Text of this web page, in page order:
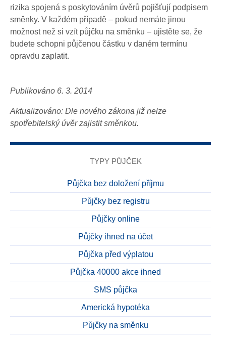
rizika spojená s poskytováním úvěrů pojišťují podpisem
směnky. V každém případě – pokud nemáte jinou
možnost než si vzít půjčku na směnku – ujistěte se, že
budete schopni půjčenou částku v daném termínu
opravdu zaplatit.
Publikováno 6. 3. 2014
Aktualizováno: Dle nového zákona již nelze
spotřebitelský úvěr zajistit směnkou.
TYPY PŮJČEK
Půjčka bez doložení příjmu
Půjčky bez registru
Půjčky online
Půjčky ihned na účet
Půjčka před výplatou
Půjčka 40000 akce ihned
SMS půjčka
Americká hypotéka
Půjčky na směnku